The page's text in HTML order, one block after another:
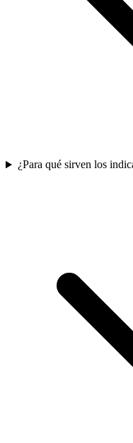
¿Para qué sirven los